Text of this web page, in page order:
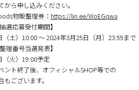
ら申し込みください。
物販整理券： https://lin.ee/WoEGqwa
選応募受付期間】
土）10:00 〜 2024年3月25日（月）23:59まで
理番号当選発表】
火）19:00予定
ト終了後、オフィシャルSHOP等での
ございます。